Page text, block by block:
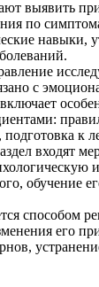
выявить
по
навыки,
с
подготовка к
входят
обучение
способом
его